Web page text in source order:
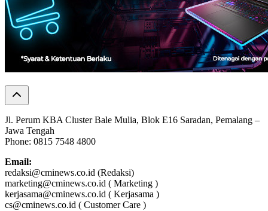
Jl. Perum KBA Cluster Bale Mulia, Blok E16 Saradan, Pemalang –
Jawa Tengah
Phone: 0815 7548 4800
Email:
redaksi@cminews.co.id (Redaksi)
marketing@cminews.co.id ( Marketing )
kerjasama@cminews.co.id ( Kerjasama )
cs@cminews.co.id ( Customer Care )